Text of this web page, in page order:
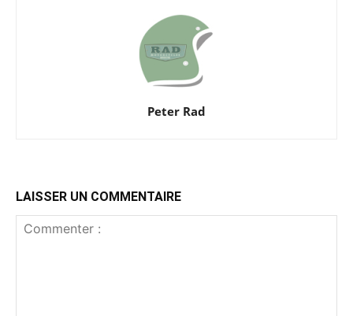
Peter Rad
LAISSER UN COMMENTAIRE